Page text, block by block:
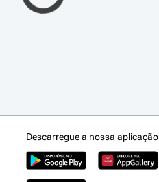
Descarregue a nossa aplicação